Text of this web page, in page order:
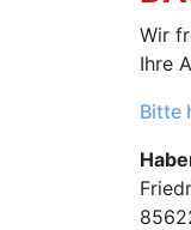
Wir
Ihre
Bitte